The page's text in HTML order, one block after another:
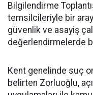
Bilgilendirme
temsilcileriyle bir
güvenlik ve asayiş
değerlendirmelerde
Kent genelinde suç
belirten Zorluoğlu,